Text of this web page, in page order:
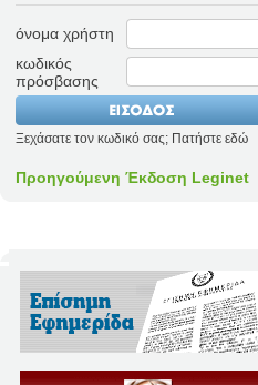
όνομα χρήστη
κωδικός
πρόσβασης
Ξεχάσατε τον κωδικό σας; Πατήστε εδώ
Προηγούμενη Έκδοση Leginet